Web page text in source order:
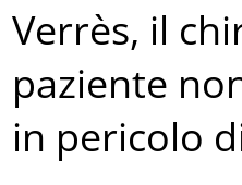
Verrès, il
paziente
in pericolo